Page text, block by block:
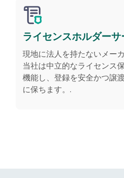
ライセンスホルダーサ
現地に法人を持たないメーカ
当社は中立的なライセンス
機能し、登録を安全かつ譲
に保ちます。.